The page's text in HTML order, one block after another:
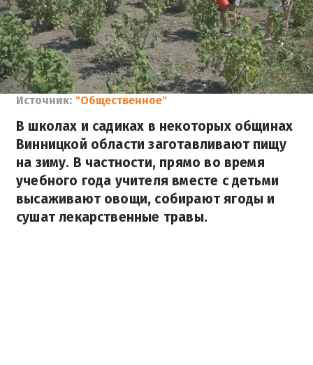
Источник: "Общественное"
В школах и садиках в некоторых общинах
Винницкой области заготавливают пищу
на зиму. В частности, прямо во время
учебного года учителя вместе с детьми
высаживают овощи, собирают ягоды и
сушат лекарственные травы.